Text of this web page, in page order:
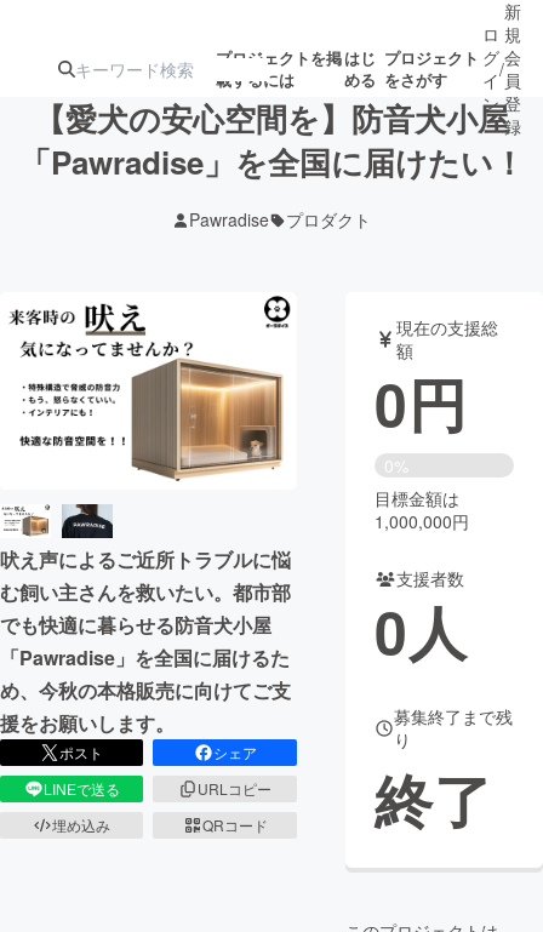
プロジェクトを掲
載するには
はじ
める
プロジェクト
をさがす
ジェクト
募集終了が近いプ
ロジェクト
アート・写真 音楽
テクノロジー・ガジェット ゲーム・サ
映像・映画 書籍・雑誌
チャレンジ
まちづくり・地域活性化
CAMPFIRE for Social Good
CAMPFIRE Creation
CAMPFIREふるさと納税machi-ya
ロ
グ
イ
ン
/
新
規
会
員
登
録
【愛犬の安心空間を】防音犬小屋
「Pawradise」を全国に届けたい！
Pawradise プロダクト
吠え声によるご近所トラブルに悩
む飼い主さんを救いたい。都市部
でも快適に暮らせる防音犬小屋
「Pawradise」を全国に届けるた
め、今秋の本格販売に向けてご支
援をお願いします。
ポスト
シェア
LINEで送る
URLコピー
埋め込み
QRコード
現在の支援総
額
0円
0%
目標金額は
1,000,000円
支援者数
0人
募集終了まで残
り
終了